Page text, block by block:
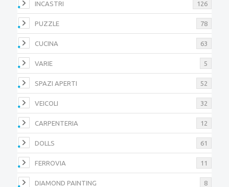
INCASTRI 126
PUZZLE 78
CUCINA 63
VARIE 5
SPAZI APERTI 52
VEICOLI 32
CARPENTERIA 12
DOLLS 61
FERROVIA 11
DIAMOND PAINTING 8